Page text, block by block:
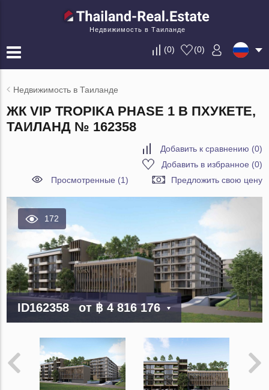
Недвижимость в Таиланде
(0) (0)
Недвижимость в Таиланде
ЖК VIP TROPIKA PHASE 1 В ПХУКЕТЕ,
ТАИЛАНД № 162358
Добавить к сравнению (0)
Добавить в избранное (0)
Просмотренные (1)
Предложить свою цену
172
ID162358 от฿ 4 816 176